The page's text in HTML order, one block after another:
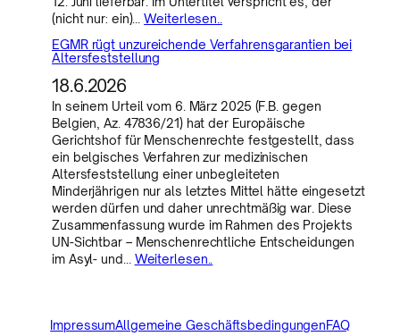
(nicht nur: ein)…Weiterlesen..
EGMR rügt unzureichende Verfahrensgarantien bei
Altersfeststellung
18.6.2026
In seinem Urteil vom 6. März 2025 (F.B. gegen
Belgien, Az. 47836/21) hat der Europäische
Gerichtshof für Menschenrechte festgestellt, dass
ein belgisches Verfahren zur medizinischen
Altersfeststellung einer unbegleiteten
Minderjährigen nur als letztes Mittel hätte eingesetzt
werden dürfen und daher unrechtmäßig war. Diese
Zusammenfassung wurde im Rahmen des Projekts
UN-Sichtbar – Menschenrechtliche Entscheidungen
im Asyl- und… Weiterlesen..
ImpressumAllgemeine GeschäftsbedingungenFAQ